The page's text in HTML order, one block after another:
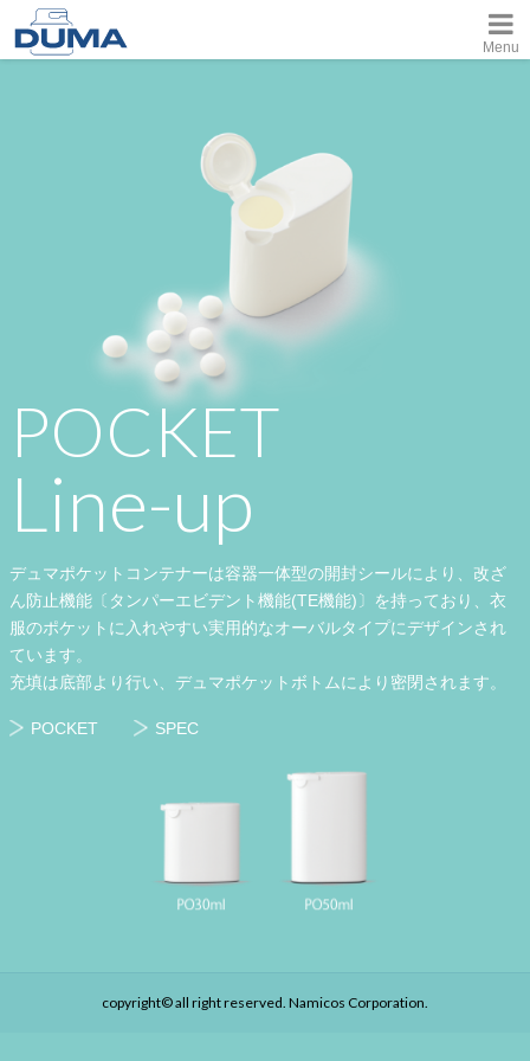
Menu
POCKET
Line-up
デュマポケットコンテナーは容器一体型の開封シールにより、改ざ
ん防止機能〔タンパーエビデント機能(TE機能)〕を持っており、衣
服のポケットに入れやすい実用的なオーバルタイプにデザインされ
ています。
充填は底部より行い、デュマポケットボトムにより密閉されます。
POCKET SPEC
copyright© all right reserved. Namicos Corporation.